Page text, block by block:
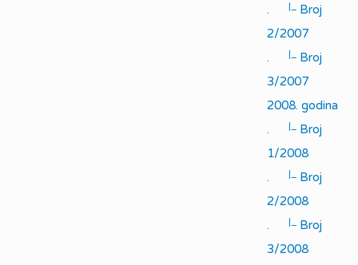
.
|_ Broj
2/2007
.
|_ Broj
3/2007
2008. godina
.
|_ Broj
1/2008
.
|_ Broj
2/2008
.
|_ Broj
3/2008